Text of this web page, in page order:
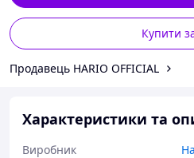
Купити
Продавець HARIO OFFICIAL
Характеристики та
Виробник